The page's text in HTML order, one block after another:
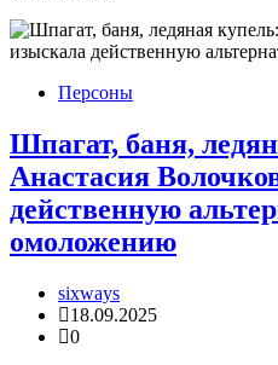
Персоны
Шпагат, баня,
Анастасия
действенную
омоложению
sixways
18.09.2025
0